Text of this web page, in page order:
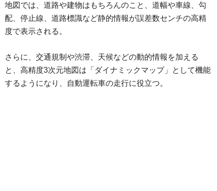
地図では、道路や建物はもちろんのこと、道幅や車線、勾
配、停止線、道路標識など静的情報が誤差数センチの高精
度で表示される。
さらに、交通規制や渋滞、天候などの動的情報を加える
と、高精度3次元地図は「ダイナミックマップ」として機能
するようになり、自動運転車の走行に役立つ。